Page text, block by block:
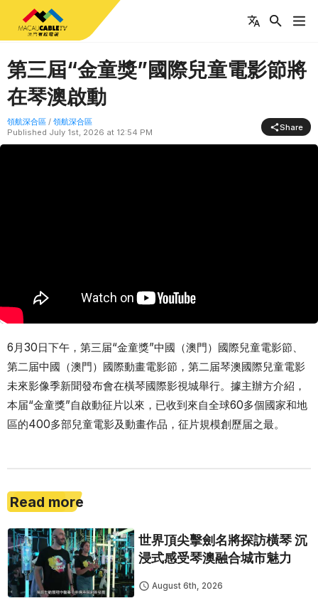
第三屆“金童獎”國際兒童電影節將
在琴澳啟動
領航深合區 / 領航深合區
Published July 1st, 2026 at 12:54 PM
Share
6月30日下午，第三届“金童獎”中國（澳門）國際兒童電影節、
第二届中國（澳門）國際動畫電影節，第二届琴澳國際兒童電影
未來影像季新聞發布會在橫琴國際影視城舉行。據主辦方介紹，
本届“金童獎”自啟動征片以來，已收到來自全球60多個國家和地
區的400多部兒童電影及動畫作品，征片規模創歷届之最。
Read more
世界頂尖擊劍名將探訪橫琴 沉
浸式感受琴澳融合城市魅力
August 6th, 2026